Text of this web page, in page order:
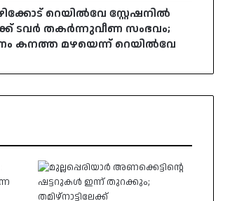
റെയിൽവേ സ്റ്റേഷനിൽ
ടവർ തകർന്നുവീണ സംഭവം;
കനത്ത മഴയെന്ന് റെയിൽവേ